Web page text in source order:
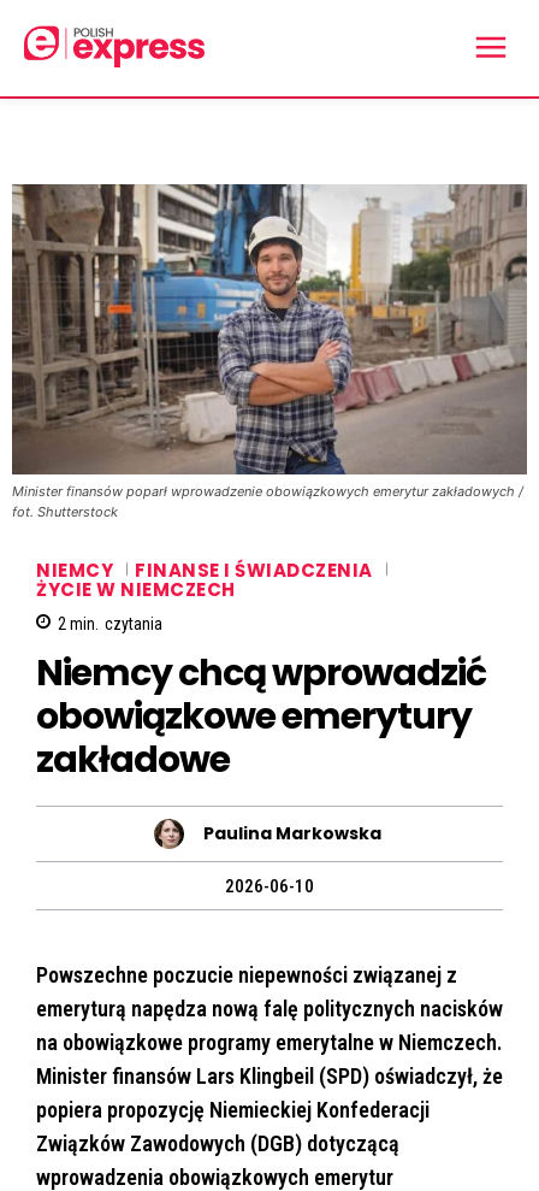
Minister finansów poparł wprowadzenie obowiązkowych emerytur zakładowych /
fot. Shutterstock
NIEMCY FINANSE I ŚWIADCZENIA
ŻYCIE W NIEMCZECH
2 min. czytania
Niemcy chcą wprowadzić
obowiązkowe emerytury
zakładowe
Paulina Markowska
2026-06-10
Powszechne poczucie niepewności związanej z
emeryturą napędza nową falę politycznych nacisków
na obowiązkowe programy emerytalne w Niemczech.
Minister finansów Lars Klingbeil (SPD) oświadczył, że
popiera propozycję Niemieckiej Konfederacji
Związków Zawodowych (DGB) dotyczącą
wprowadzenia obowiązkowych emerytur